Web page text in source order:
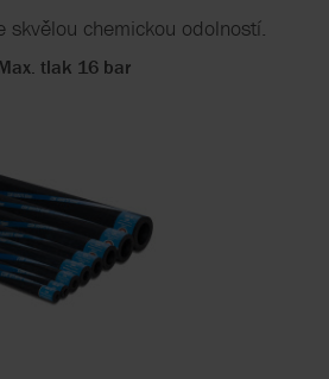
skvělou chemickou odolností.
tlak 16 bar